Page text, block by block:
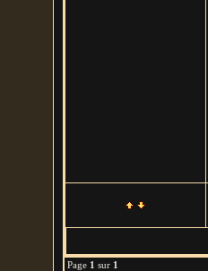
Page 1 sur 1